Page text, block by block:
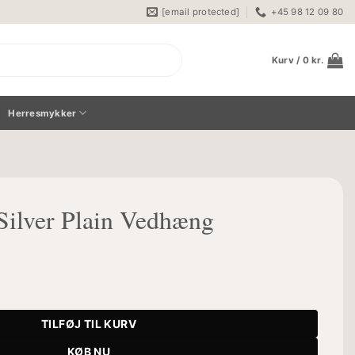
[email protected] +45 98 12 09 80
Kurv / 0kr.
Herresmykker
Plain Vedhæng
antal
TILFØJ TIL KURV
KØB NU